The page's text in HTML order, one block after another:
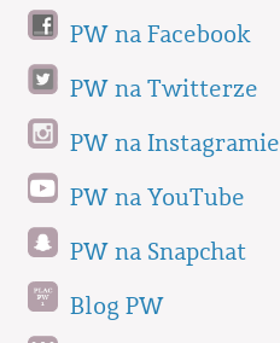
PW na Facebook
PW na Twitterze
PW na Instagramie
PW na YouTube
PW na Snapchat
Blog PW